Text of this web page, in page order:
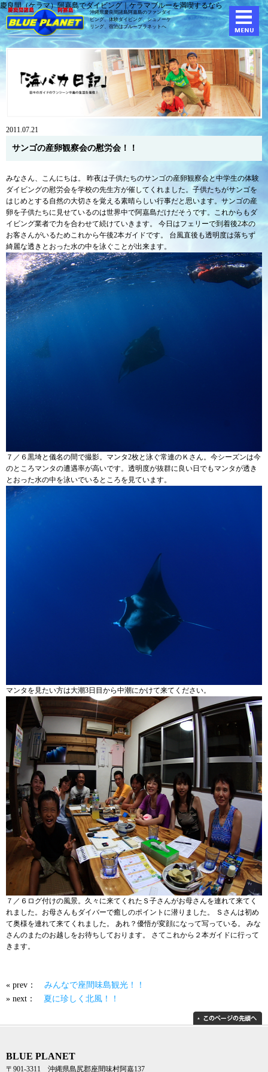
慶良間（ケラマ）阿嘉島でダイビング｜ケラマブルーを満喫するなら
沖縄県慶良間諸島阿嘉島のファンダイ
ビング、体験ダイビング、シュノーケ
リング、宿泊はブループラネットへ
2011.07.21
サンゴの産卵観察会の慰労会！！
みなさん、こんにちは。 昨夜は子供たちのサンゴの産卵観察会と中学生の体験
ダイビングの慰労会を学校の先生方が催してくれました。子供たちがサンゴを
はじめとする自然の大切さを覚える素晴らしい行事だと思います。サンゴの産
卵を子供たちに見せているのは世界中で阿嘉島だけだそうです。これからもダ
イビング業者で力を合わせて続けていきます。 今日はフェリーで到着後2本の
お客さんがいるためこれから午後2本ガイドです。 台風直後も透明度は落ちず
綺麗な透きとおった水の中を泳ぐことが出来ます。
７／６黒埼と儀名の間で撮影。マンタ2枚と泳ぐ常連のＫさん。今シーズンは今
のところマンタの遭遇率が高いです。透明度が抜群に良い日でもマンタが透き
とおった水の中を泳いでいるところを見ています。
マンタを見たい方は大潮3日目から中潮にかけて来てください。
７／６ログ付けの風景。久々に来てくれたＳ子さんがお母さんを連れて来てく
れました。お母さんもダイバーで癒しのポイントに潜りました。 Ｓさんは初め
て奥様を連れて来てくれました。 あれ？優悟が変顔になって写っている。 みな
さんのまたのお越しをお待ちしております。 さてこれから２本ガイドに行って
きます。
« prev： みんなで座間味島観光！！
» next： 夏に珍しく北風！！
BLUE PLANET
〒901-3311 沖縄県島尻郡座間味村阿嘉137